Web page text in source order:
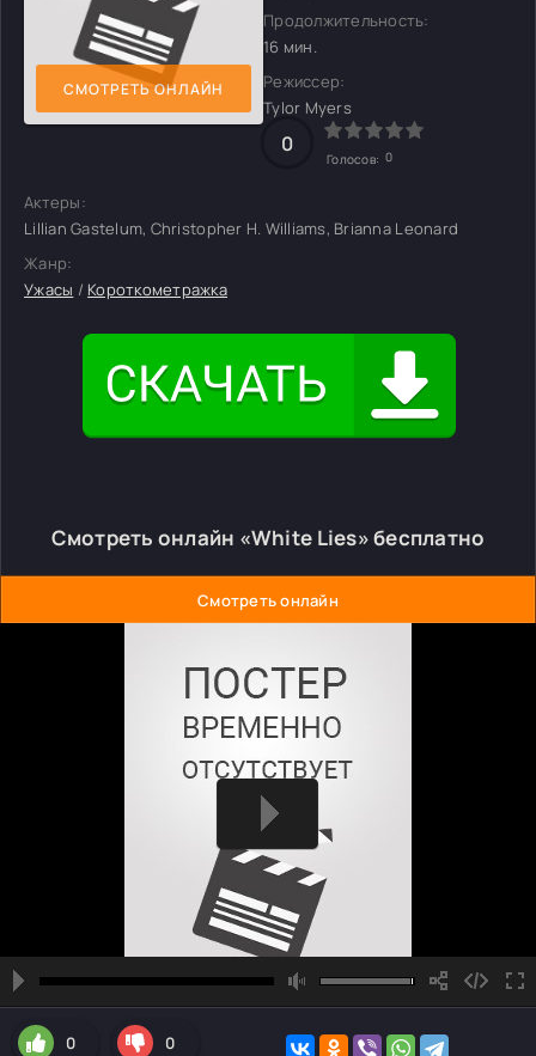
СМОТРЕТЬ ОНЛАЙН
Продолжительность:
16 мин.
Режиссер:
Tylor Myers
0
Голосов: 0
Актеры:
Lillian Gastelum, Christopher H. Williams, Brianna Leonard
Жанр:
Ужасы / Короткометражка
Смотреть онлайн «White Lies» бесплатно
Смотреть онлайн
0 0